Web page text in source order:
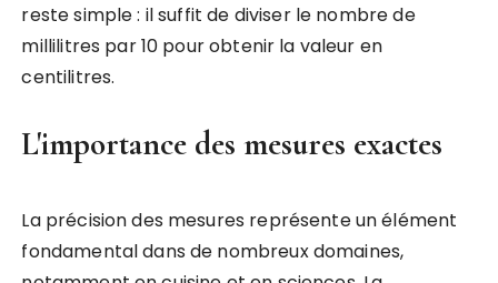
reste simple : il suffit de diviser le nombre de
millilitres par 10 pour obtenir la valeur en
centilitres.
L'importance des mesures exactes
La précision des mesures représente un élément
fondamental dans de nombreux domaines,